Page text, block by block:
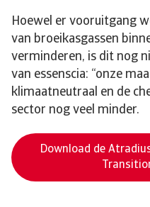
Hoewel er vooruitgang
van broeikasgassen
verminderen, is dit nog
van essenscia: “onze
klimaatneutraal en de
sector nog veel minder.
Download de